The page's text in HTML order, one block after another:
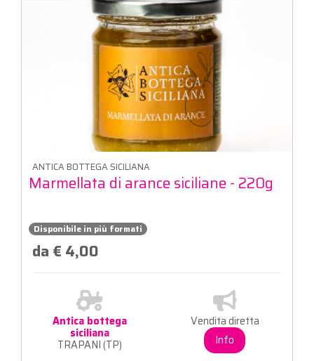
ANTICA BOTTEGA SICILIANA
Marmellata di arance siciliane - 220g
Disponibile in più formati
da € 4,00
Antica bottega
siciliana
TRAPANI (TP)
Vendita diretta
Info